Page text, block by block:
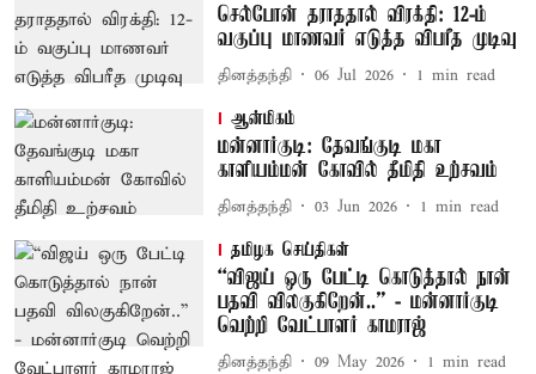
செல்போன் தராததால் விரக்தி: 12-ம்
வகுப்பு மாணவர் எடுத்த விபரீத முடிவு
தினத்தந்தி 06 Jul 2026 1 min read
ஆன்மிகம்
மன்னார்குடி: தேவங்குடி மகா
காளியம்மன் கோவில் தீமிதி உற்சவம்
தினத்தந்தி 03 Jun 2026 1 min read
தமிழக செய்திகள்
“விஜய் ஒரு பேட்டி கொடுத்தால் நான்
பதவி விலகுகிறேன்..” - மன்னார்குடி
வெற்றி வேட்பாளர் காமராஜ்
தினத்தந்தி 09 May 2026 1 min read